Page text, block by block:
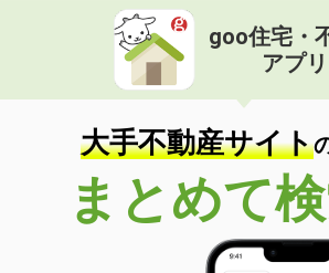
goo住宅・
アプリ
大手不動産サイト
まとめて検